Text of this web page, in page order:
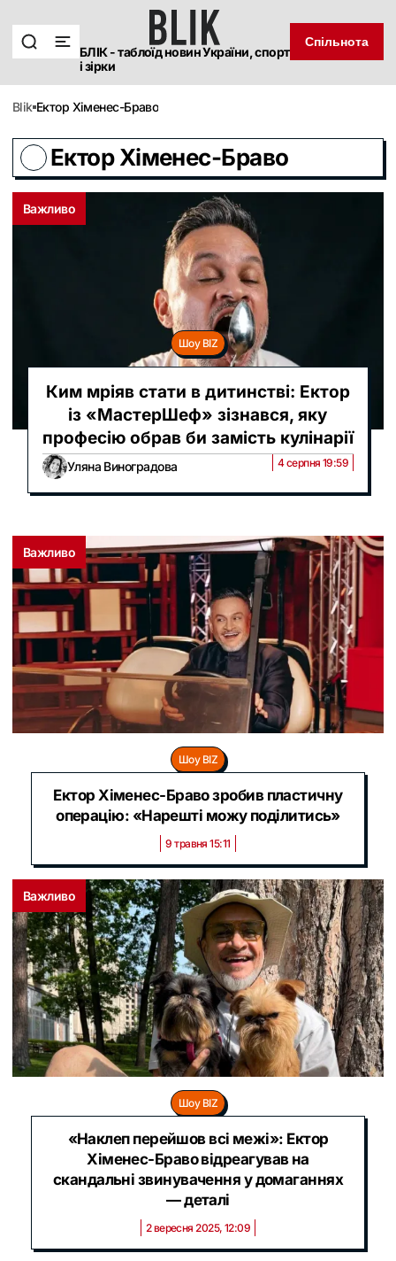
БЛІК - таблоїд новин України, спорт
і зірки
Спільнота
blik Ектор Хіменес-Браво
Ектор Хіменес-Браво
Важливо
Шоу BIZ
Ким мріяв стати в дитинстві: Ектор
із «МастерШеф» зізнався, яку
професію обрав би замість кулінарії
Уляна Виноградова 4 серпня 19:59
Важливо
Шоу BIZ
Ектор Хіменес-Браво зробив пластичну
операцію: «Нарешті можу поділитись»
9 травня 15:11
Важливо
Шоу BIZ
«Наклеп перейшов всі межі»: Ектор
Хіменес-Браво відреагував на
скандальні звинувачення у домаганнях
— деталі
2 вересня 2025, 12:09